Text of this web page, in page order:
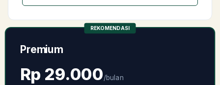
REKOMENDASI
Premium
Rp 29.000/bulan